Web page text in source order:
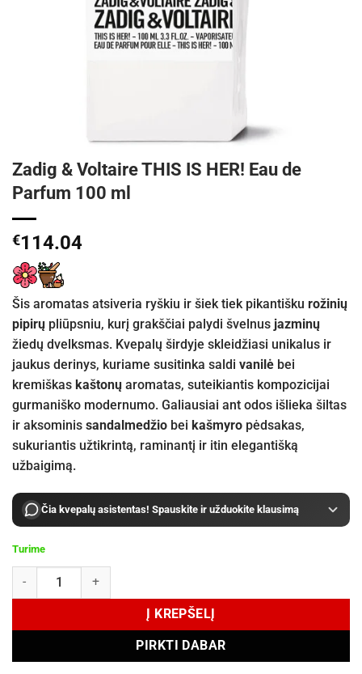
Zadig & Voltaire THIS IS HER! Eau de
Parfum 100 ml
€114.04
Šis aromatas atsiveria ryškiu ir šiek tiek pikantišku rožinių
pipirų pliūpsniu, kurį grakščiai palydi švelnus jazminų
žiedų dvelksmas. Kvepalų širdyje skleidžiasi unikalus ir
jaukus derinys, kuriame susitinka saldi vanilė bei
kremiškas kaštonų aromatas, suteikiantis kompozicijai
gurmaniško modernumo. Galiausiai ant odos išlieka šiltas
ir aksominis sandalmedžio bei kašmyro pėdsakas,
sukuriantis užtikrintą, raminantį ir itin elegantišką
užbaigimą.
Čia kvepalų asistentas! Spauskite ir užduokite klausimą
Turime
produkto kiekis: Zadig & Voltaire THIS IS HER! Eau de Parfum 100 ml
Į KREPŠELĮ
PIRKTI DABAR